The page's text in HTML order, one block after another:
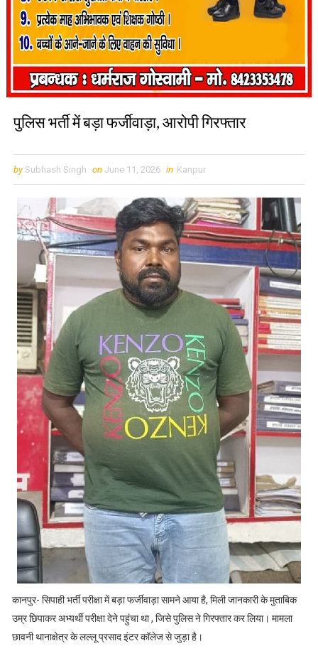
पुलिस भर्ती में बड़ा फर्जीवाड़ा, आरोपी गिरफ्तार
by Subhash Singh on June 11, 2026 in Kanpur
कानपुर- सिपाही भर्ती परीक्षा में बड़ा फर्जीवाड़ा सामने आया है, मिली जानकारी के मुताबिक
उम्र छिपाकर अभ्यर्थी परीक्षा देने पहुंचा था , जिसे पुलिस ने गिरफ्तार कर लिया। मामला
छावनी थानाक्षेत्र के लल्लू प्रसाद इंटर कॉलेज से जुड़ा है।